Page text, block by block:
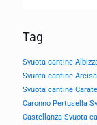
Tag
Svuota cantine
Svuota cantine
Svuota cantine
Caronno Pertusella
Castellanza Svuota